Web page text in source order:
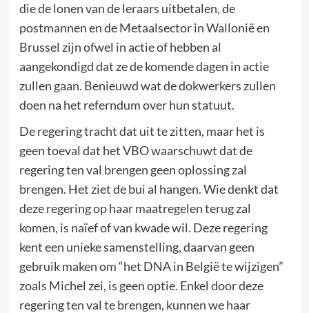
die de lonen van de leraars uitbetalen, de
postmannen en de Metaalsector in Wallonië en
Brussel zijn ofwel in actie of hebben al
aangekondigd dat ze de komende dagen in actie
zullen gaan. Benieuwd wat de dokwerkers zullen
doen na het referndum over hun statuut.
De regering tracht dat uit te zitten, maar het is
geen toeval dat het VBO waarschuwt dat de
regering ten val brengen geen oplossing zal
brengen. Het ziet de bui al hangen. Wie denkt dat
deze regering op haar maatregelen terug zal
komen, is naïef of van kwade wil. Deze regering
kent een unieke samenstelling, daarvan geen
gebruik maken om “het DNA in België te wijzigen”
zoals Michel zei, is geen optie. Enkel door deze
regering ten val te brengen, kunnen we haar